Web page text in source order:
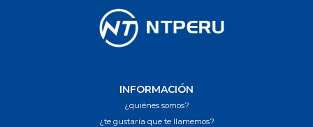
INFORMACIÓN
¿quiénes somos?
¿te gustaría que te llamemos?